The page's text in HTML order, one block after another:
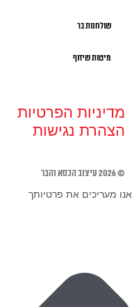
שולחנות בר
מיטות שיזוף
מדיניות הפרטיות
הצהרת נגישות
© 2026 עיצוב הכסא והבר
אנו מעריכים את פרטיותך